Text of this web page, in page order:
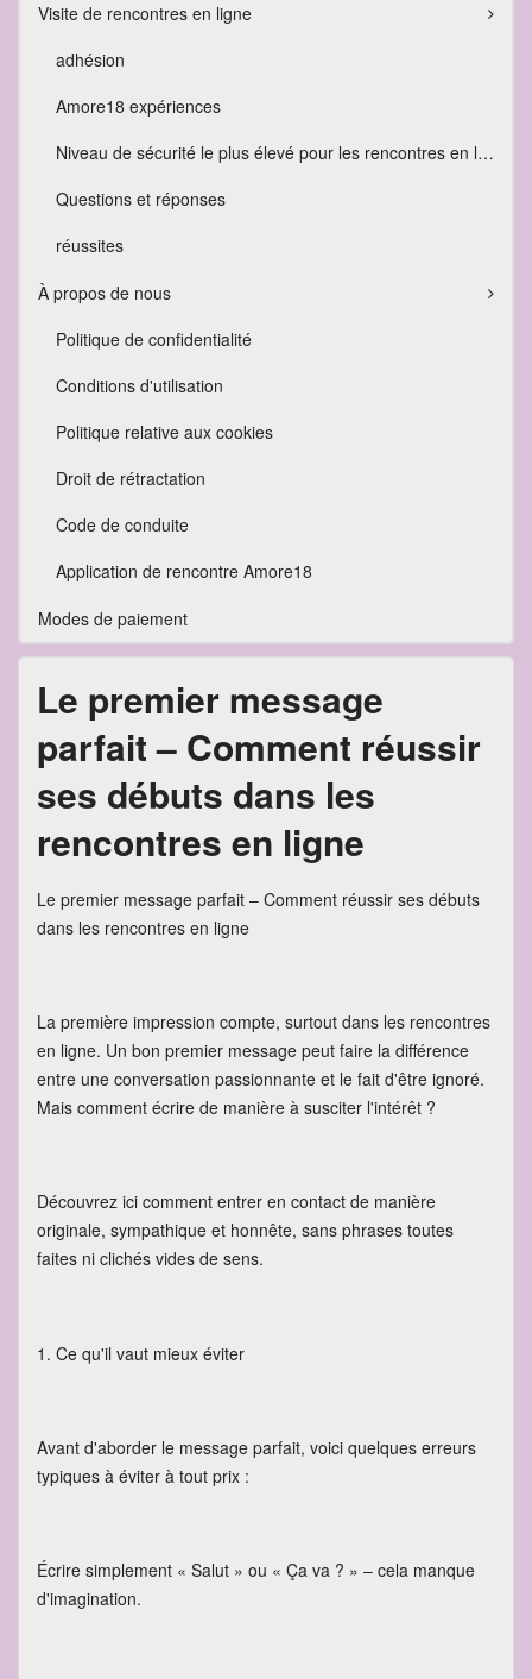
Visite de rencontres en ligne
adhésion
Amore18 expériences
Niveau de sécurité le plus élevé pour les rencontres en ligne
Questions et réponses
réussites
À propos de nous
Politique de confidentialité
Conditions d'utilisation
Politique relative aux cookies
Droit de rétractation
Code de conduite
Application de rencontre Amore18
Modes de paiement
Le premier message
parfait – Comment réussir
ses débuts dans les
rencontres en ligne
Le premier message parfait – Comment réussir ses débuts
dans les rencontres en ligne
La première impression compte, surtout dans les rencontres
en ligne. Un bon premier message peut faire la différence
entre une conversation passionnante et le fait d'être ignoré.
Mais comment écrire de manière à susciter l'intérêt ?
Découvrez ici comment entrer en contact de manière
originale, sympathique et honnête, sans phrases toutes
faites ni clichés vides de sens.
1. Ce qu'il vaut mieux éviter
Avant d'aborder le message parfait, voici quelques erreurs
typiques à éviter à tout prix :
Écrire simplement « Salut » ou « Ça va ? » – cela manque
d'imagination.